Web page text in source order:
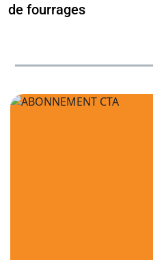
de fourrages